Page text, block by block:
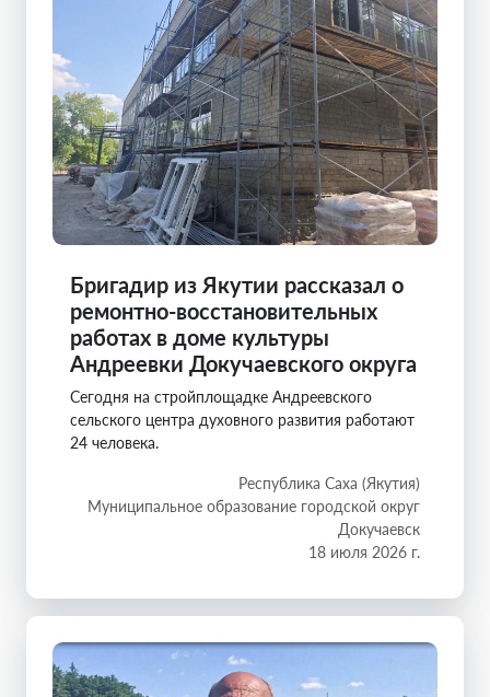
Бригадир из Якутии рассказал о
ремонтно-восстановительных
работах в доме культуры
Андреевки Докучаевского округа
Сегодня на стройплощадке Андреевского
сельского центра духовного развития работают
24 человека.
Республика Саха (Якутия)
Муниципальное образование городской округ
Докучаевск
18 июля 2026 г.